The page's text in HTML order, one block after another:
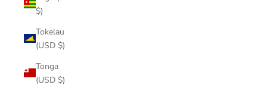
$)
Tokelau
(USD $)
Tonga
(USD $)